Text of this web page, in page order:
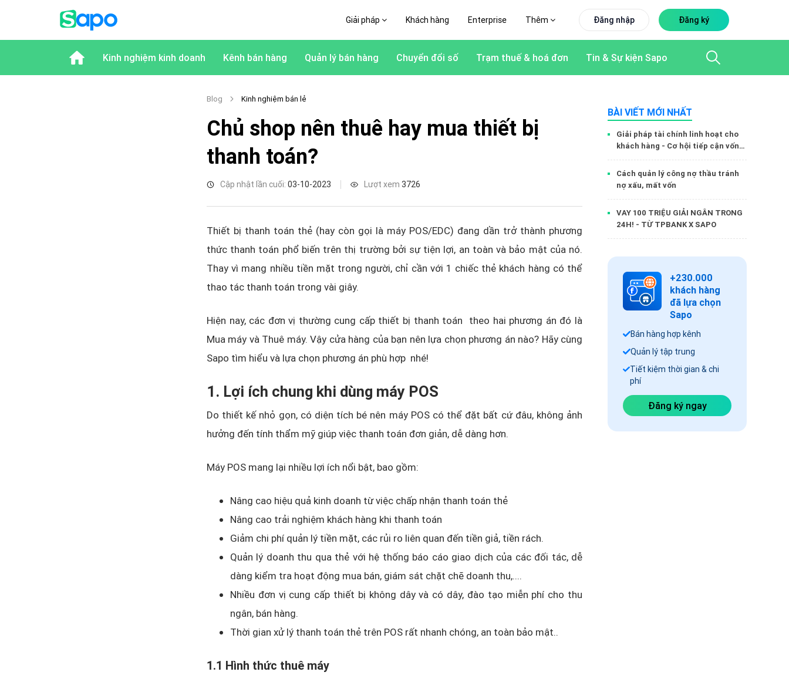
Giải pháp Khách hàng Enterprise Thêm Đăng nhập Đăng ký
Kinh nghiệm kinh doanh Kênh bán hàng Quản lý bán hàng Chuyển đổi số Trạm thuế & hoá đơn Tin & Sự kiện Sapo
BÀI VIẾT MỚI NHẤT
Giải pháp tài chính linh hoạt cho
khách hàng - Cơ hội tiếp cận vốn
dễ dàng hơn cùng Sapo Money
Cách quản lý công nợ thầu tránh
nợ xấu, mất vốn
VAY 100 TRIỆU GIẢI NGÂN TRONG
24H! - TỪ TPBANK X SAPO
+230.000
khách hàng
đã lựa chọn
Sapo
Bán hàng hợp kênh
Quản lý tập trung
Tiết kiệm thời gian & chi
phí
Đăng ký ngay
Blog Kinh nghiệm bán lẻ
Chủ shop nên thuê hay mua thiết bị
thanh toán?
Cập nhật lần cuối: 03-10-2023 Lượt xem 3726
Thiết bị thanh toán thẻ (hay còn gọi là máy POS/EDC) đang dần trở thành phương
thức thanh toán phổ biến trên thị trường bởi sự tiện lợi, an toàn và bảo mật của nó.
Thay vì mang nhiều tiền mặt trong người, chỉ cần với 1 chiếc thẻ khách hàng có thể
thao tác thanh toán trong vài giây.
Hiện nay, các đơn vị thường cung cấp thiết bị thanh toán theo hai phương án đó là
Mua máy và Thuê máy. Vậy cửa hàng của bạn nên lựa chọn phương án nào? Hãy cùng
Sapo tìm hiểu và lựa chọn phương án phù hợp nhé!
1. Lợi ích chung khi dùng máy POS
Do thiết kế nhỏ gọn, có diện tích bé nên máy POS có thể đặt bất cứ đâu, không ảnh
hưởng đến tính thẩm mỹ giúp việc thanh toán đơn giản, dễ dàng hơn.
Máy POS mang lại nhiều lợi ích nổi bật, bao gồm:
Nâng cao hiệu quả kinh doanh từ việc chấp nhận thanh toán thẻ
Nâng cao trải nghiệm khách hàng khi thanh toán
Giảm chi phí quản lý tiền mặt, các rủi ro liên quan đến tiền giả, tiền rách.
Quản lý doanh thu qua thẻ với hệ thống báo cáo giao dịch của các đối tác, dễ
dàng kiểm tra hoạt động mua bán, giám sát chặt chẽ doanh thu,....
Nhiều đơn vị cung cấp thiết bị không dây và có dây, đào tạo miễn phí cho thu
ngân, bán hàng.
Thời gian xử lý thanh toán thẻ trên POS rất nhanh chóng, an toàn bảo mật..
1.1 Hình thức thuê máy